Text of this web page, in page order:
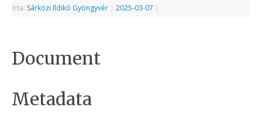
Írta: Sárközi Ildikó Gyöngyvér | 2025-03-07 |
Document
Metadata